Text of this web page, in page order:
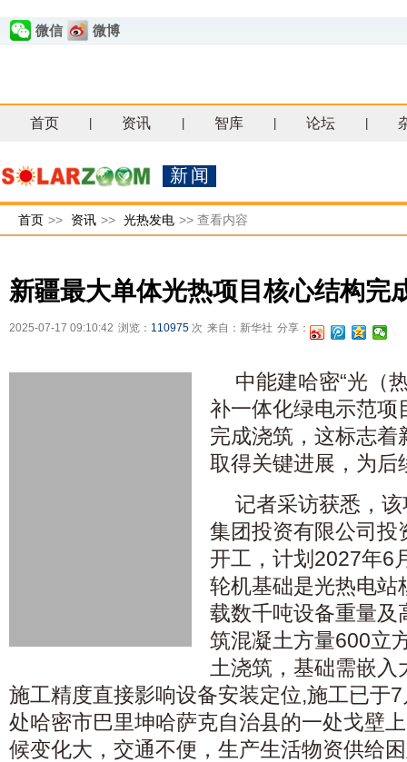
微信 微博
首页 资讯 智库 论坛
新闻
首页 >> 资讯 >> 光热发电 >> 查看内容
新疆最大单体光热项目核心结构完
2025-07-17 09:10:42 浏览： 110975 次 来自：新华社 分享：
中能建哈密“光（
补一体化绿电示范项
完成浇筑，这标志着
取得关键进展，为后
记者采访获悉，
集团投资有限公司投
开工，计划2027年6
轮机基础是光热电站
载数千吨设备重量及
筑混凝土方量600立
土浇筑，基础需嵌
施工精度直接影响设备安装定位,施工已于
处哈密市巴里坤哈萨克自治县的一处戈壁
候变化大，交通不便，生产生活物资供给